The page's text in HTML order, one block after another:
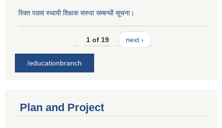
रिक्त पदमा स्थायी शिक्षक सरुवा सम्बन्धी सूचना।
1 of 19 next ›
/educationbranch
Plan and Project